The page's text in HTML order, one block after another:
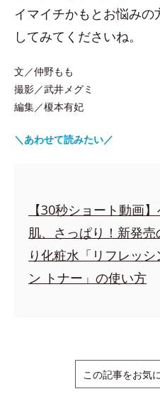
イマイチかもとお悩み
してみてくださいね。
文／仲野もも
撮影／武井メグミ
編集／榎本有妃
＼あわせて読みたい／
【30秒ショート動画
肌、さっぱり！新発売
り化粧水「リフレッシ
ン トナー」の使い方
この記事をお気